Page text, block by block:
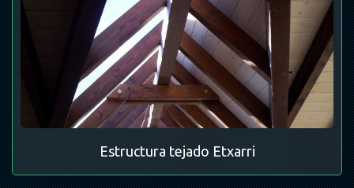
Estructura tejado Etxarri